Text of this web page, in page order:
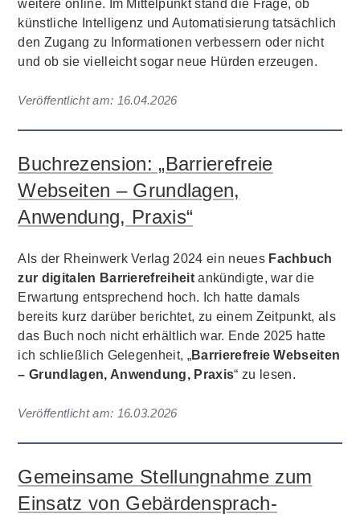
weitere online. Im Mittelpunkt stand die Frage, ob
künstliche Intelligenz und Automatisierung tatsächlich
den Zugang zu Informationen verbessern oder nicht
und ob sie vielleicht sogar neue Hürden erzeugen.
Veröffentlicht am: 16.04.2026
Buchrezension: „Barrierefreie
Webseiten – Grundlagen,
Anwendung, Praxis“
Als der Rheinwerk Verlag 2024 ein neues Fachbuch
zur digitalen Barrierefreiheit ankündigte, war die
Erwartung entsprechend hoch. Ich hatte damals
bereits kurz darüber berichtet, zu einem Zeitpunkt, als
das Buch noch nicht erhältlich war. Ende 2025 hatte
ich schließlich Gelegenheit, „Barrierefreie Webseiten
– Grundlagen, Anwendung, Praxis“ zu lesen.
Veröffentlicht am: 16.03.2026
Gemeinsame Stellungnahme zum
Einsatz von Gebärdensprach-